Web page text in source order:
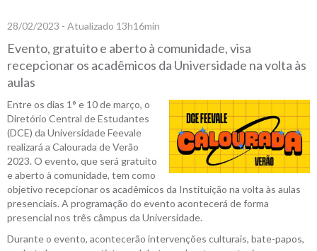
28/02/2023 - Atualizado 13h16min
Evento, gratuito e aberto à comunidade, visa
recepcionar os acadêmicos da Universidade na volta às
aulas
Entre os dias 1° e 10 de março, o
Diretório Central de Estudantes
(DCE) da Universidade Feevale
realizará a Calourada de Verão
2023. O evento, que será gratuito
e aberto à comunidade, tem como
objetivo recepcionar os acadêmicos da Instituição na volta às aulas
presenciais. A programação do evento acontecerá de forma
presencial nos três câmpus da Universidade.
Durante o evento, acontecerão intervenções culturais, bate-papos,